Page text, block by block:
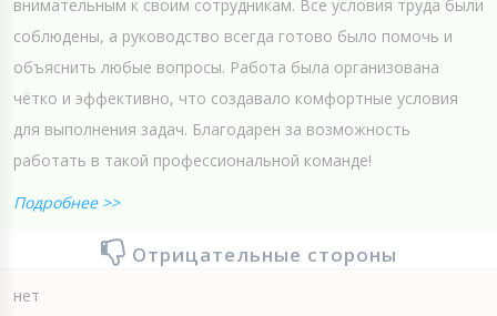
внимательным к своим сотрудникам. Все условия труда были
соблюдены, а руководство всегда готово было помочь и
объяснить любые вопросы. Работа была организована
чётко и эффективно, что создавало комфортные условия
для выполнения задач. Благодарен за возможность
работать в такой профессиональной команде!
Подробнее >>
Отрицательные стороны
нет